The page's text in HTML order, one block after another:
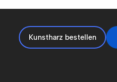
Kunstharz bestellen